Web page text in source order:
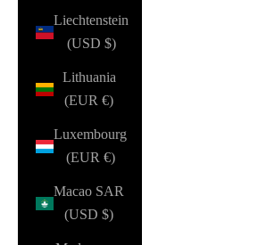
Liechtenstein
(USD $)
Lithuania
(EUR €)
Luxembourg
(EUR €)
Macao SAR
(USD $)